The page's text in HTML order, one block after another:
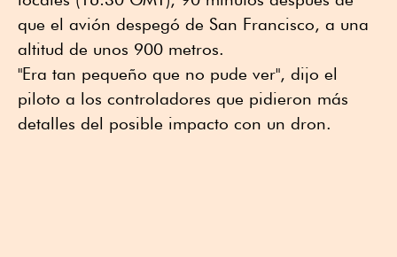
que el avión despegó de San Francisco, a una
altitud de unos 900 metros.
"Era tan pequeño que no pude ver", dijo el
piloto a los controladores que pidieron más
detalles del posible impacto con un dron.